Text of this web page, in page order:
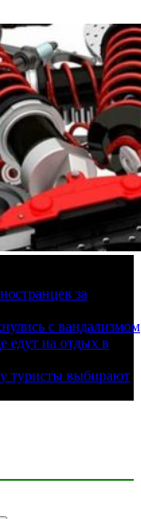
за
с вандализмом
едут на отдых в
туристы выбирают